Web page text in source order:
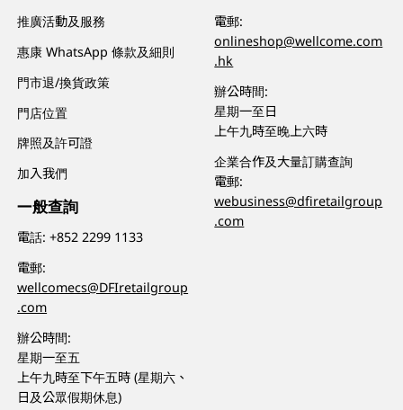
推廣活動及服務
惠康 WhatsApp 條款及細則
門市退/換貨政策
門店位置
牌照及許可證
加入我們
一般查詢
電話:+852 2299 1133
電郵:
wellcomecs@DFIretailgroup
.com
辦公時間:
星期一至五
上午九時至下午五時 (星期六、
日及公眾假期休息)
電郵:
onlineshop@wellcome.com
.hk
辦公時間:
星期一至日
上午九時至晚上六時
企業合作及大量訂購查詢
電郵:
webusiness@dfiretailgroup
.com